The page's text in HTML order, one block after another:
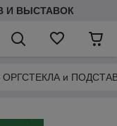
И ВЫСТАВОК
ОРГСТЕКЛА и